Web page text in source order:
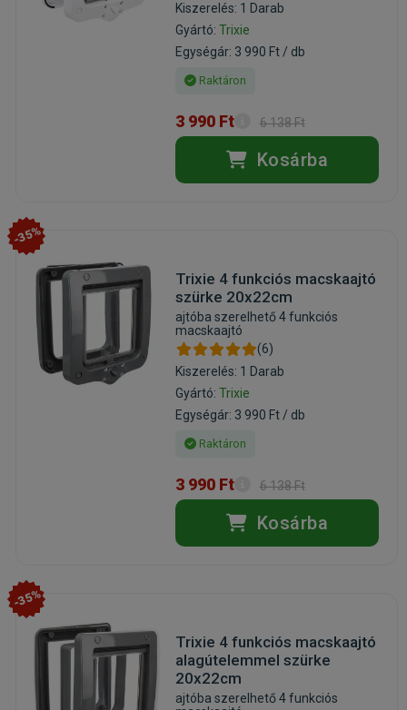
Kiszerelés: 1 Darab
Gyártó: Trixie
Egységár: 3 990 Ft / db
Raktáron
3 990 Ft 6 138 Ft
Kosárba
-35%
Trixie 4 funkciós macskaajtó
szürke 20x22cm
ajtóba szerelhető 4 funkciós
macskaajtó
(6)
Kiszerelés: 1 Darab
Gyártó: Trixie
Egységár: 3 990 Ft / db
Raktáron
3 990 Ft 6 138 Ft
Kosárba
-35%
Trixie 4 funkciós macskaajtó
alagútelemmel szürke
20x22cm
ajtóba szerelhető 4 funkciós